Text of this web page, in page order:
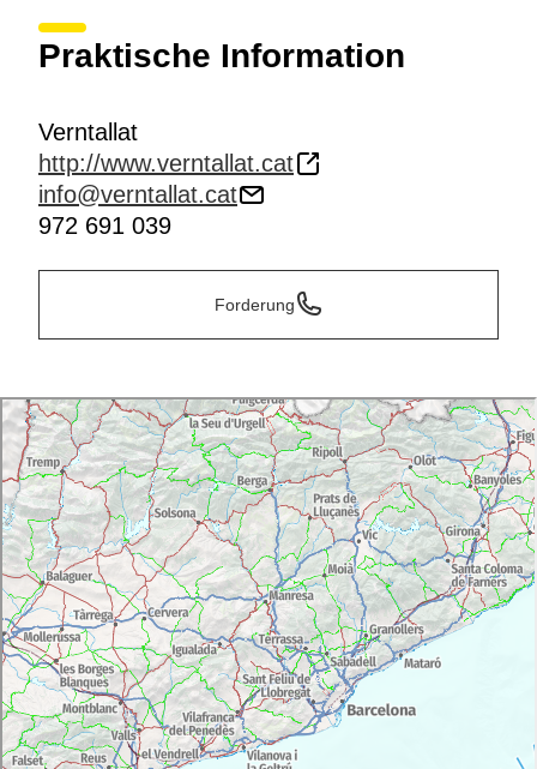
Praktische Information
Verntallat
http://www.verntallat.cat
info@verntallat.cat
972 691 039
Forderung